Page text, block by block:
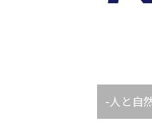
-人と自